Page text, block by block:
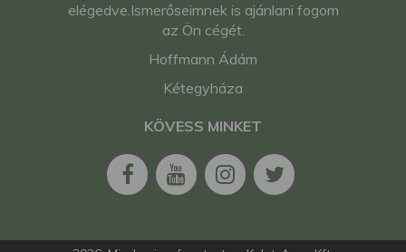
elégedve.Ismerőseimnek is ajánlani fogom
az Ön cégét.
Hoffmann Ádám
Kétegyháza
KÖVESS MINKET